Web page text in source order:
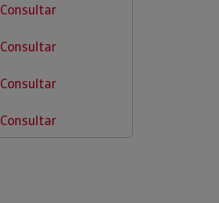
Consultar
Consultar
Consultar
Consultar